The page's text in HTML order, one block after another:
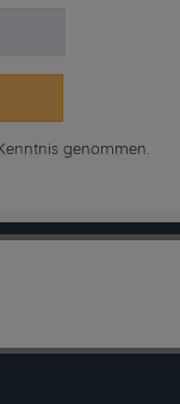
genommen.